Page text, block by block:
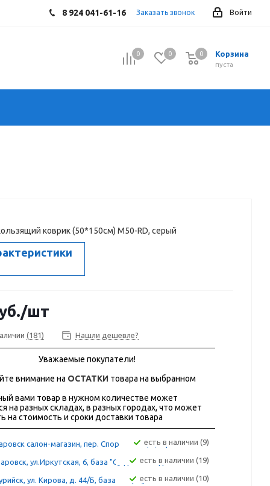
Войти
8 924 041-61-16 Заказать звонок
0 0 Корзина
0
пуста
0
коврик (50*150см) М50-RD, cерый
/шт
(181) Нашли дешевле?
Уважаемые покупатели!
внимание на ОСТАТКИ товара на выбранном
вами товар в нужном количестве может
на разных складах, в разных городах, что может
на стоимость и сроки доставки товара
салон-магазин, пер. Спортивный, 4, офис 202
Есть в наличии (9)
ул.Иркутская, 6, база "Сугдак" склад 12А
Есть в наличии (19)
ул. Кирова, д. 44/Б, база "Фортуна"Есть в наличии (10)